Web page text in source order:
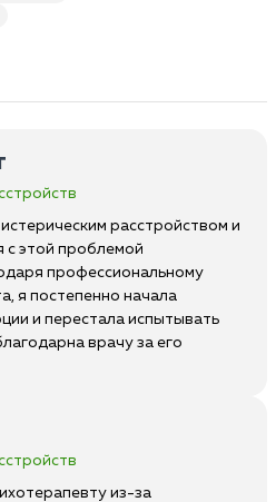
расстройством и
с этой проблемой
профессиональному
я постепенно начала
и перестала испытывать
врачу за его
из-за